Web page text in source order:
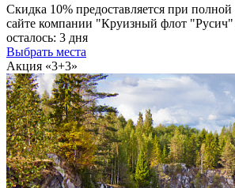
Скидка 10% предоставляется при полной
сайте компании "Круизный флот "Русич"
осталось: 3 дня
Выбрать места
Акция «3+3»